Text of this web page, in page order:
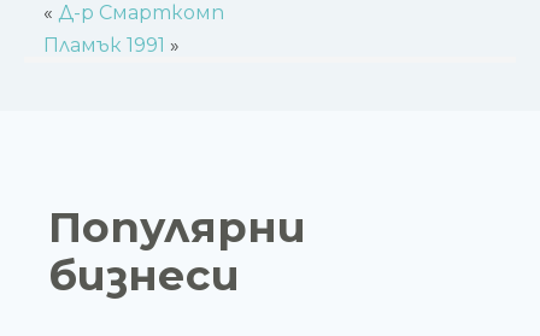
« Д-р Смарткомп
Пламък 1991 »
Популярни
бизнеси